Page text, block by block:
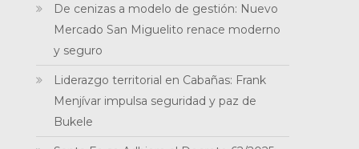
De cenizas a modelo de gestión: Nuevo
Mercado San Miguelito renace moderno
y seguro
Liderazgo territorial en Cabañas: Frank
Menjívar impulsa seguridad y paz de
Bukele